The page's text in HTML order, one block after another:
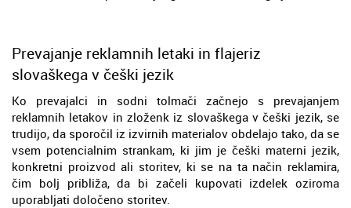
Prevajanje reklamnih letaki in flajeriz
slovaškega v češki jezik
Ko prevajalci in sodni tolmači začnejo s prevajanjem
reklamnih letakov in zloženk iz slovaškega v češki jezik, se
trudijo, da sporočil iz izvirnih materialov obdelajo tako, da se
vsem potencialnim strankam, ki jim je češki materni jezik,
konkretni proizvod ali storitev, ki se na ta način reklamira,
čim bolj približa, da bi začeli kupovati izdelek oziroma
uporabljati določeno storitev.